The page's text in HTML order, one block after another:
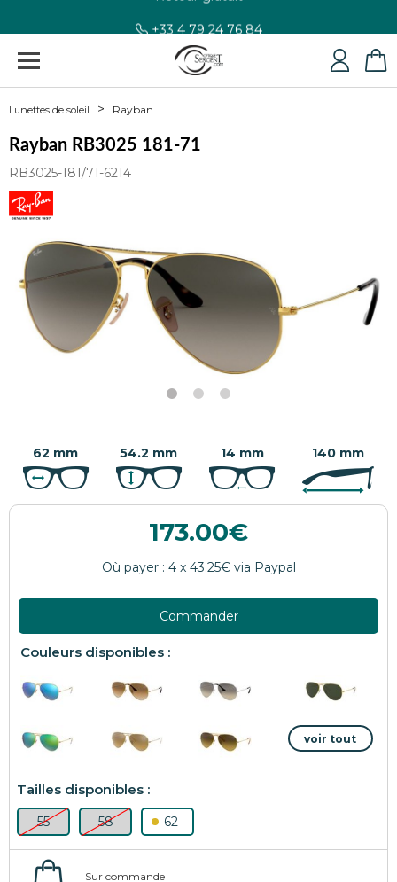
+33 4 79 24 76 84
Lunettes de soleil Rayban
Rayban RB3025 181-71
RB3025-181/71-6214
62 mm 54.2 mm 14 mm 140 mm
173.00
Commander
55 58 62